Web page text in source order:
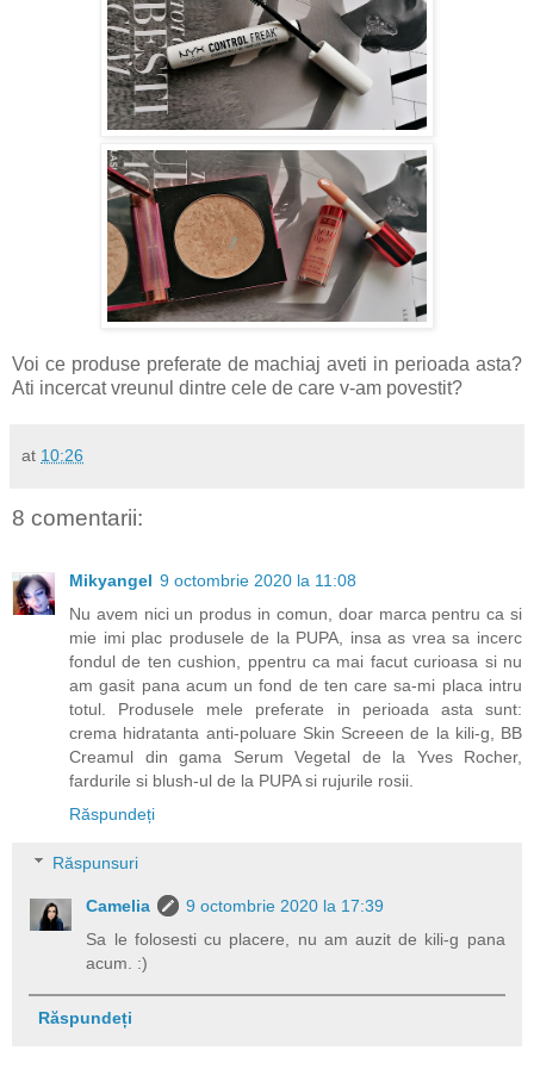
Voi ce produse preferate de machiaj aveti in perioada asta?
Ati incercat vreunul dintre cele de care v-am povestit?
at 10:26
8 comentarii:
Mikyangel 9 octombrie 2020 la 11:08
Nu avem nici un produs in comun, doar marca pentru ca si
mie imi plac produsele de la PUPA, insa as vrea sa incerc
fondul de ten cushion, ppentru ca mai facut curioasa si nu
am gasit pana acum un fond de ten care sa-mi placa intru
totul. Produsele mele preferate in perioada asta sunt:
crema hidratanta anti-poluare Skin Screeen de la kili-g, BB
Creamul din gama Serum Vegetal de la Yves Rocher,
fardurile si blush-ul de la PUPA si rujurile rosii.
Răspundeți
Răspunsuri
Camelia
9 octombrie 2020 la 17:39
Sa le folosesti cu placere, nu am auzit de kili-g pana
acum. :)
Răspundeți